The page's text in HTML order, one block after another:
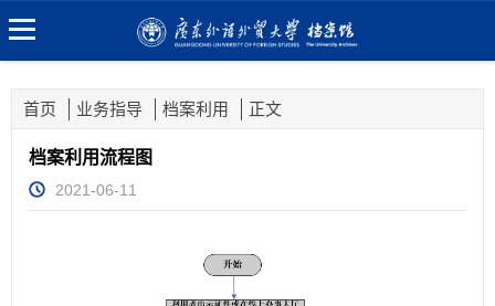
首页 业务指导 档案利用 正文
档案利用流程图
2021-06-11